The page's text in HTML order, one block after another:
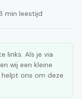
min leestijd
links. Als je via
wij een kleine
ons om deze